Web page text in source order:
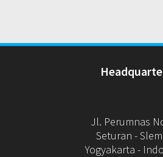
Jl. Perumnas
Seturan -
Yogyakarta -